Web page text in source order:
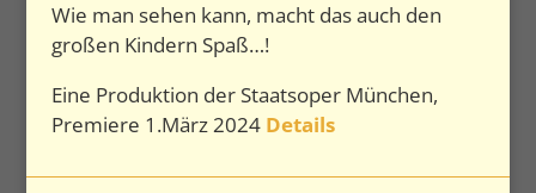
Wie man sehen kann, macht das auch den
großen Kindern Spaß…!
Eine Produktion der Staatsoper München,
Premiere 1.März 2024 Details